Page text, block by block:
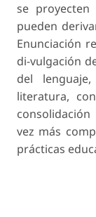
se
pueden
Enunciación
di-vulgación
del
literatura,
vez más
prácticas